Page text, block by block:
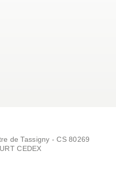
de Tassigny - CS 80269
CEDEX